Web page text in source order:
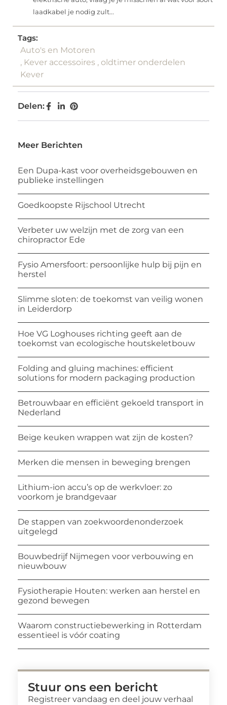
laadkabel je nodig zult...
Tags:
Auto's en Motoren
, Kever accessoires , oldtimer onderdelen
Kever
Delen:
Meer Berichten
Een Dupa-kast voor overheidsgebouwen en
publieke instellingen
Goedkoopste Rijschool Utrecht
Verbeter uw welzijn met de zorg van een
chiropractor Ede
Fysio Amersfoort: persoonlijke hulp bij pijn en
herstel
Slimme sloten: de toekomst van veilig wonen
in Leiderdorp
Hoe VG Loghouses richting geeft aan de
toekomst van ecologische houtskeletbouw
Folding and gluing machines: efficient
solutions for modern packaging production
Betrouwbaar en efficiënt gekoeld transport in
Nederland
Beige keuken wrappen wat zijn de kosten?
Merken die mensen in beweging brengen
Lithium-ion accu’s op de werkvloer: zo
voorkom je brandgevaar
De stappen van zoekwoordenonderzoek
uitgelegd
Bouwbedrijf Nijmegen voor verbouwing en
nieuwbouw
Fysiotherapie Houten: werken aan herstel en
gezond bewegen
Waarom constructiebewerking in Rotterdam
essentieel is vóór coating
Stuur ons een bericht
Registreer vandaag en deel jouw verhaal